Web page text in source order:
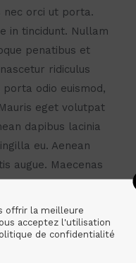
nec orci ut porta.
in tincidunt. Nullam
penatibus et
ridiculus
odio euismod,
eget volutpat
dapibus lacinia
eu. Aenean
augue. Maecenas
offrir la meilleure
acceptez l'utilisation
de confidentialité